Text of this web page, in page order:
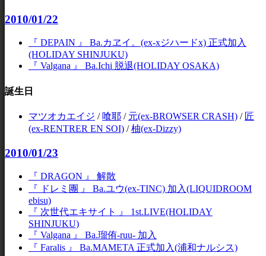
2010/01/22
『 DEPAIN 』 Ba.カヱイ。(ex-xジハードx) 正式加入
(HOLIDAY SHINJUKU)
『 Valgana 』 Ba.Ichi 脱退(HOLIDAY OSAKA)
誕生日
マツオカエイジ / 喰耶 / 元(ex-BROWSER CRASH) / 匠
(ex-RENTRER EN SOI) /柚(ex-Dizzy)
2010/01/23
『 DRAGON 』 解散
『 ドレミ團 』 Ba.ユウ(ex-TINC) 加入(LIQUIDROOM
ebisu)
『 次世代エキサイト 』 1st.LIVE(HOLIDAY
SHINJUKU)
『 Valgana 』 Ba.瑠侑-ruu- 加入
『 Faralis 』 Ba.MAMETA 正式加入(浦和ナルシス)